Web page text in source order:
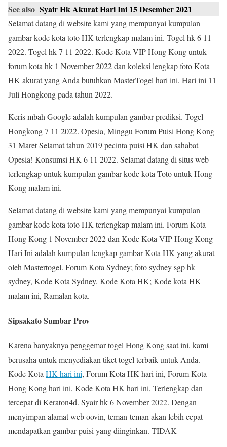
See also Syair Hk Akurat Hari Ini 15 Desember 2021
Selamat datang di website kami yang mempunyai kumpulan
gambar kode kota toto HK terlengkap malam ini. Togel hk 6 11
2022. Togel hk 7 11 2022. Kode Kota VIP Hong Kong untuk
forum kota hk 1 November 2022 dan koleksi lengkap foto Kota
HK akurat yang Anda butuhkan MasterTogel hari ini. Hari ini 11
Juli Hongkong pada tahun 2022.
Keris mbah Google adalah kumpulan gambar prediksi. Togel
Hongkong 7 11 2022. Opesia, Minggu Forum Puisi Hong Kong
31 Maret Selamat tahun 2019 pecinta puisi HK dan sahabat
Opesia! Konsumsi HK 6 11 2022. Selamat datang di situs web
terlengkap untuk kumpulan gambar kode kota Toto untuk Hong
Kong malam ini.
Selamat datang di website kami yang mempunyai kumpulan
gambar kode kota toto HK terlengkap malam ini. Forum Kota
Hong Kong 1 November 2022 dan Kode Kota VIP Hong Kong
Hari Ini adalah kumpulan lengkap gambar Kota HK yang akurat
oleh Mastertogel. Forum Kota Sydney; foto sydney sgp hk
sydney, Kode Kota Sydney. Kode Kota HK; Kode kota HK
malam ini, Ramalan kota.
Sipsakato Sumbar Prov
Karena banyaknya penggemar togel Hong Kong saat ini, kami
berusaha untuk menyediakan tiket togel terbaik untuk Anda.
Kode KotaHK hari ini, Forum Kota HK hari ini, Forum Kota
Hong Kong hari ini, Kode Kota HK hari ini, Terlengkap dan
tercepat di Keraton4d. Syair hk 6 November 2022. Dengan
menyimpan alamat web oovin, teman-teman akan lebih cepat
mendapatkan gambar puisi yang diinginkan. TIDAK